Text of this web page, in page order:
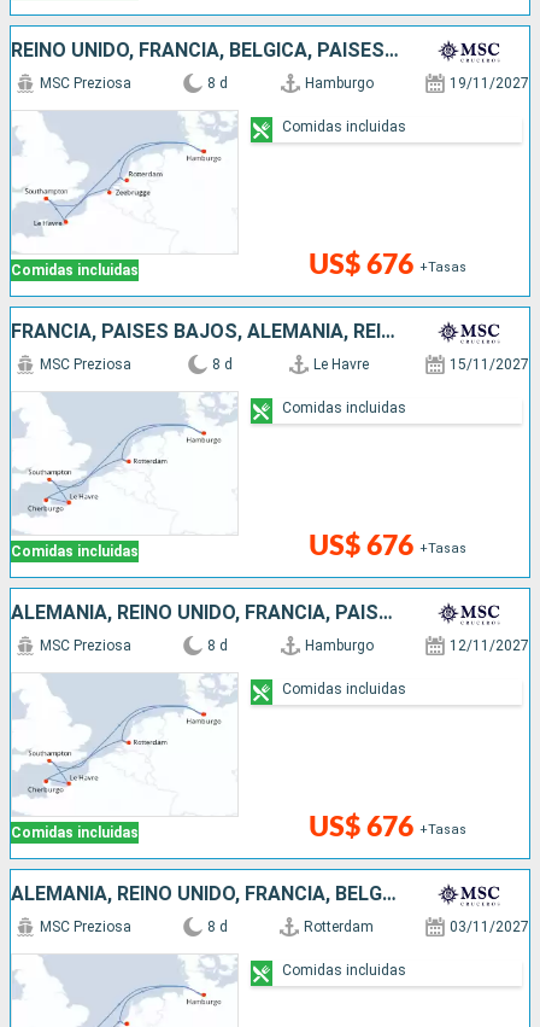
REINO UNIDO, FRANCIA, BÉLGICA, PAISES BAJOS, ALEMANIA
Comidas incluidas
MSC Preziosa 8 d Hamburgo 19/11/2027
US$ 676 +Tasas
Comidas incluidas
FRANCIA, PAISES BAJOS, ALEMANIA, REINO UNIDO
Comidas incluidas
MSC Preziosa 8 d Le Havre 15/11/2027
US$ 676 +Tasas
Comidas incluidas
ALEMANIA, REINO UNIDO, FRANCIA, PAISES BAJOS
Comidas incluidas
MSC Preziosa 8 d Hamburgo 12/11/2027
US$ 676 +Tasas
Comidas incluidas
ALEMANIA, REINO UNIDO, FRANCIA, BÉLGICA, PAISES BAJOS
MSC Preziosa 8 d Rotterdam 03/11/2027
Comidas incluidas